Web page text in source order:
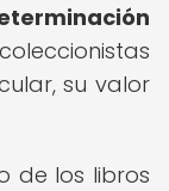
su valor
de los libros